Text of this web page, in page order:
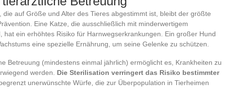
die auf Größe und Alter des Tieres abgestimmt ist, bleibt der größte
Eine Katze, die ausschließlich mit minderwertigem
hat ein erhöhtes Risiko für Harnwegserkrankungen. Ein großer Hund
eine spezielle Ernährung, um seine Gelenke zu schützen.
Betreuung (mindestens einmal jährlich) ermöglicht es, Krankheiten zu
werden. Die Sterilisation verringert das Risiko bestimmter
unerwünschte Würfe, die zur Überpopulation in Tierheimen